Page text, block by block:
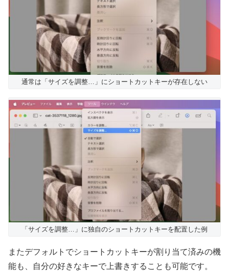
通常は「サイズを調整…」にショートカットキーが存在しない
「サイズを調整…」に独自のショートカットキーを配置した例
またデフォルトでショートカットキーが割り当て済みの機
能も、自分の好きなキーで上書きすることも可能です。